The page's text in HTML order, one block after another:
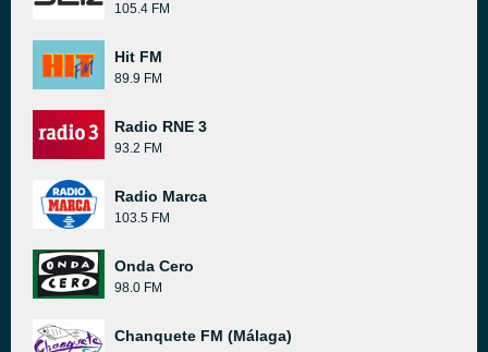
105.4 FM
Hit FM
89.9 FM
Radio RNE 3
93.2 FM
Radio Marca
103.5 FM
Onda Cero
98.0 FM
Chanquete FM (Málaga)